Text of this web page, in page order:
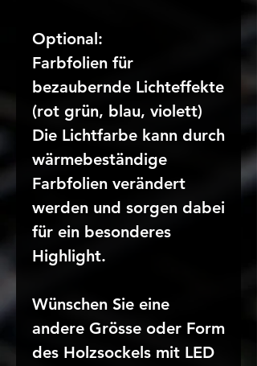
Optional:
Farbfolien für
bezaubernde Lichteffekte
(rot grün, blau, violett)
Die Lichtfarbe kann durch
wärmebeständige
Farbfolien verändert
werden und sorgen dabei
für ein besonderes
Highlight.
Wünschen Sie eine
andere Grösse oder Form
des Holzsockels mit LED